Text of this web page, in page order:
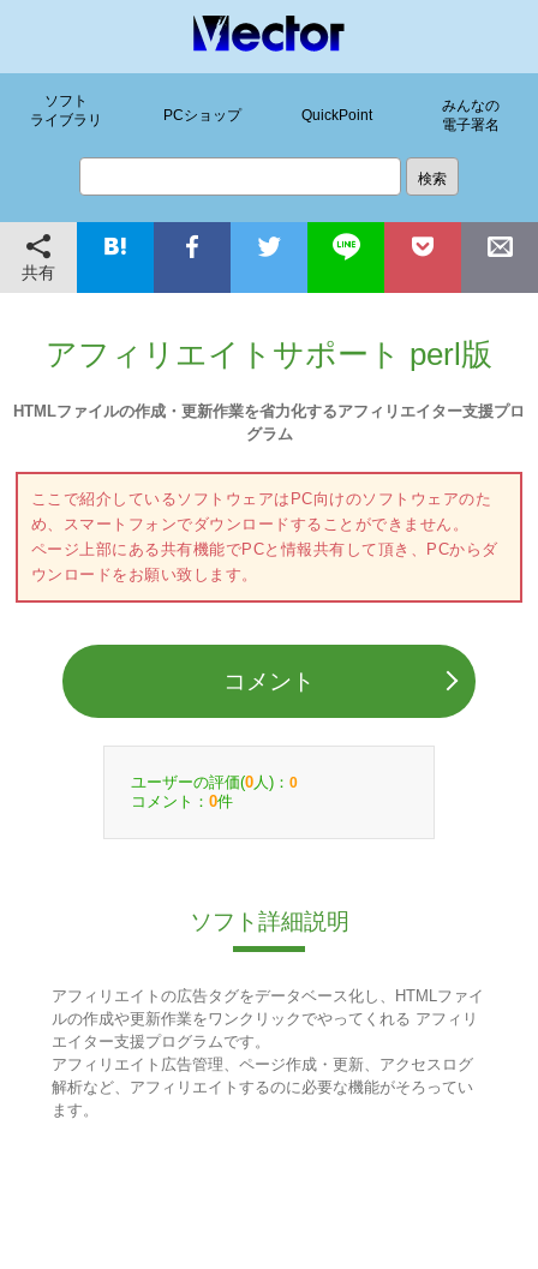
ソフト
ライブラリ
PCショップ QuickPoint
みんなの
電子署名
共有
アフィリエイトサポート perl版
HTMLファイルの作成・更新作業を省力化するアフィリエイター支援プロ
グラム
ここで紹介しているソフトウェアはPC向けのソフトウェアのた
め、スマートフォンでダウンロードすることができません。
ページ上部にある共有機能でPCと情報共有して頂き、PCからダ
ウンロードをお願い致します。
コメント
ユーザーの評価(0 人)： 0
コメント： 0件
ソフト詳細説明
アフィリエイトの広告タグをデータベース化し、HTMLファイ
ルの作成や更新作業をワンクリックでやってくれる アフィリ
エイター支援プログラムです。
アフィリエイト広告管理、ページ作成・更新、アクセスログ
解析など、アフィリエイトするのに必要な機能がそろってい
ます。